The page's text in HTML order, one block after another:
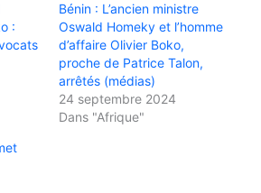
:
Bénin : L’ancien ministre
Oswald Homeky et l’homme
d’affaire Olivier Boko,
proche de Patrice Talon,
arrêtés (médias)
24 septembre 2024
Dans "Afrique"